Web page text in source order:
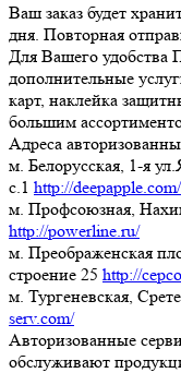
Ваш заказ будет
дня. Повторная
Для Вашего удобства
дополнительные
карт, наклейка
большим
Адреса
м. Белорусская, 1-я
c.1 http://deepapple.com/
м. Профсоюзная,
http://powerline.ru/
м. Преображенская
строение 25 http://
м. Тургеневская,
serv.com/
Авторизованные
обслуживают